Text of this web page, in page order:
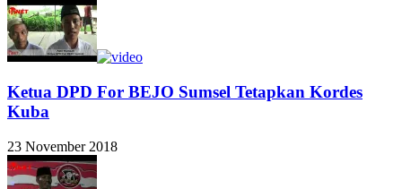
Ketua DPD For BEJO Sumsel Tetapkan Kordes
Kuba
23 November 2018